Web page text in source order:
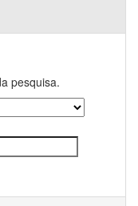
pesquisa.